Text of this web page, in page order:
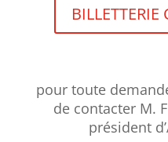
pour toute
de contacter M.
président